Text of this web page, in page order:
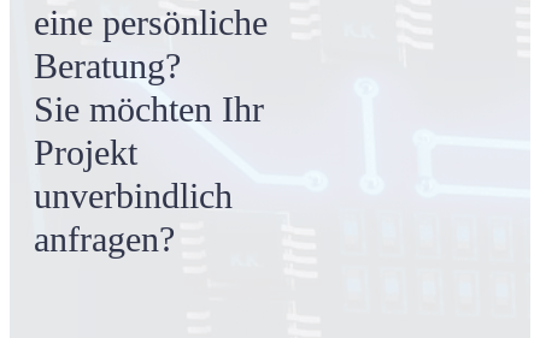
eine persönliche
Beratung?
Sie möchten Ihr
Projekt
unverbindlich
anfragen?